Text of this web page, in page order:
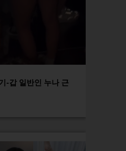
-갑 일반인 누나 근